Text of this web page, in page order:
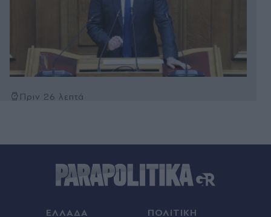
Πριν 26 λεπτά
Γέννησε η Λίλα Μπακλέση: Η πρώτη φωτογραφία
συντρόφου της (Εικόνα)
ΕΛΛΑΔΑ ΠΟΛΙΤΙΚΗ